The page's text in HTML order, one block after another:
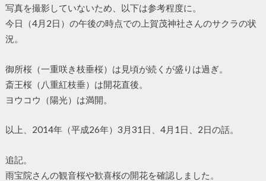
写真を撮影していないため、以下は参考程度に。
今日（4月2日）の午後の時点での上賀茂神社さんのサクラの状
況。
御所桜（一重咲き枝垂桜）は見頃が続くが盛りは過ぎ。
斎王桜（八重紅枝垂）は開花直後。
ヨウコウ（陽光）は満開。
以上、2014年（平成26年）3月31日、4月1日、2日の話。
追記。
雨宝院さんの観音桜や歓喜桜の開花を確認しました。